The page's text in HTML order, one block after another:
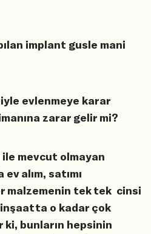
implant gusle mani
evlenmeye karar
zarar gelir mi?
mevcut olmayan
alım, satımı
malzemenin tek tek cinsi
inşaatta o kadar çok
ki, bunların hepsinin